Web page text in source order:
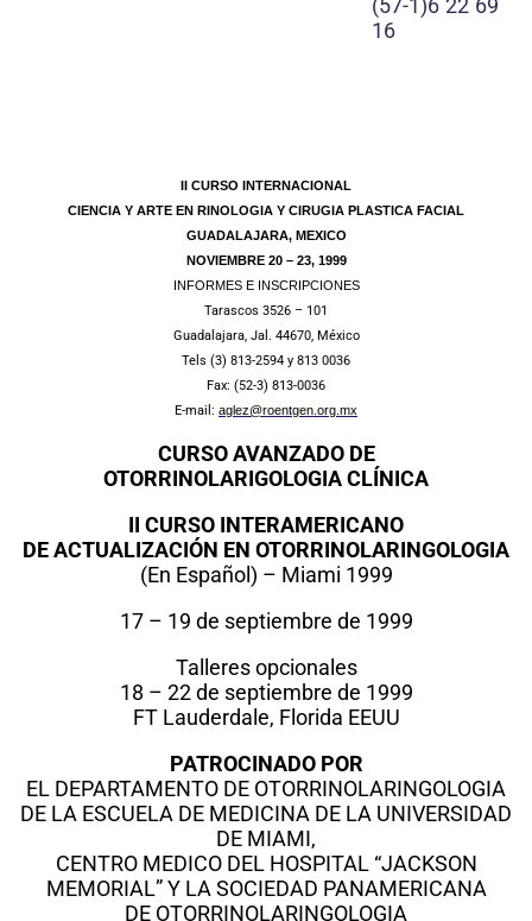
(57-1)6 22 69
16
II CURSO INTERNACIONAL
CIENCIA Y ARTE EN RINOLOGIA Y CIRUGIA PLASTICA FACIAL
GUADALAJARA, MEXICO
NOVIEMBRE 20 – 23, 1999
INFORMES E INSCRIPCIONES
Tarascos 3526 – 101
Guadalajara, Jal. 44670, México
Tels (3) 813-2594 y 813 0036
Fax: (52-3) 813-0036
E-mail: aglez@roentgen.org.mx
CURSO AVANZADO DE
OTORRINOLARIGOLOGIACLÍNICA
II CURSO INTERAMERICANO
DE ACTUALIZACIÓN EN OTORRINOLARINGOLOGIA
(En Español) – Miami 1999
17 – 19 de septiembre de 1999
Talleres opcionales
18 – 22 de septiembre de 1999
FT Lauderdale, Florida EEUU
PATROCINADO POR
EL DEPARTAMENTO DE OTORRINOLARINGOLOGIA
DE LA ESCUELA DE MEDICINA DE LA UNIVERSIDAD
DE MIAMI,
CENTRO MEDICO DEL HOSPITAL “JACKSON
MEMORIAL” Y LA SOCIEDAD PANAMERICANA
DE OTORRINOLARINGOLOGIA